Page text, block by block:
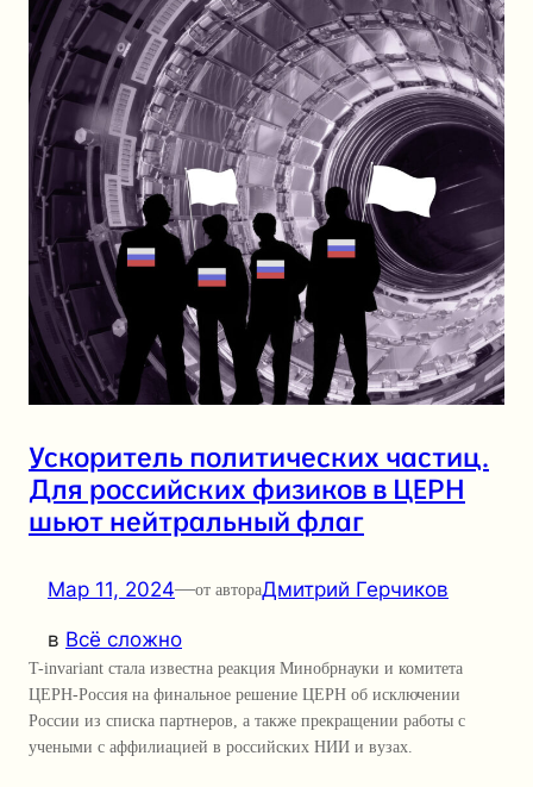
Ускоритель политических частиц.
Для российских физиков в ЦЕРН
шьют нейтральный флаг
Мар 11, 2024—от автораДмитрий Герчиков
в Всё сложно
T-invariant стала известна реакция Минобрнауки и комитета
ЦЕРН-Россия на финальное решение ЦЕРН об исключении
России из списка партнеров, а также прекращении работы с
учеными с аффилиацией в российских НИИ и вузах.